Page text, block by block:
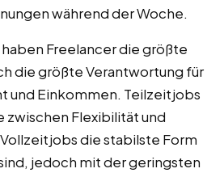
während der Woche.
Freelancer die größte
die größte Verantwortung für
und Einkommen. Teilzeitjobs
zwischen Flexibilität und
die stabilste Form
jedoch mit der geringsten